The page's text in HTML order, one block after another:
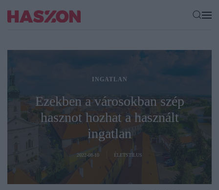
INGATLAN
Ezekben a városokban szép
hasznot hozhat a használt
ingatlan
2022-08-10 ÉLETSTÍLUS